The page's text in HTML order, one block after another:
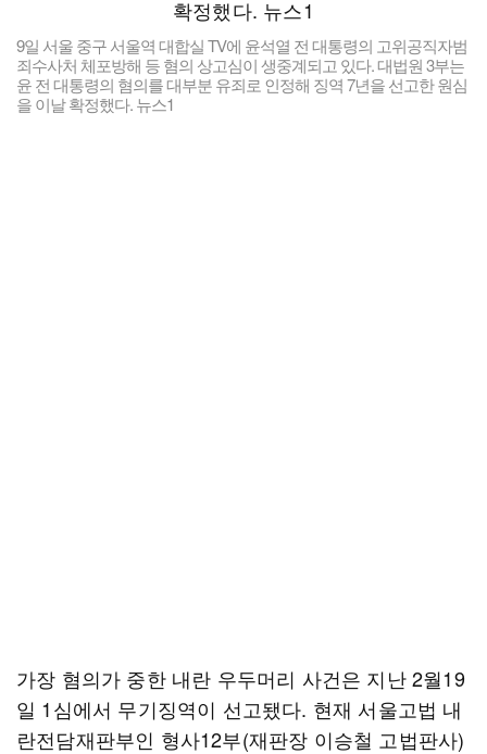
9일 서울 중구 서울역 대합실 TV에 윤석열 전 대통령의 고위공직자범
죄수사처 체포방해 등 혐의 상고심이 생중계되고 있다. 대법원 3부는
윤 전 대통령의 혐의를 대부분 유죄로 인정해 징역 7년을 선고한 원심
을 이날 확정했다. 뉴스1
가장 혐의가 중한 내란 우두머리 사건은 지난 2월19
일 1심에서 무기징역이 선고됐다. 현재 서울고법 내
란전담재판부인 형사12부(재판장 이승철 고법판사)